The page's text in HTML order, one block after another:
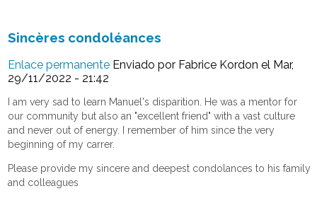
Sincères condoléances
Enlace permanente Enviado por Fabrice Kordon el Mar,
29/11/2022 - 21:42
I am very sad to learn Manuel's disparition. He was a mentor for
our community but also an "excellent friend" with a vast culture
and never out of energy. I remember of him since the very
beginning of my carrer.
Please provide my sincere and deepest condolances to his family
and colleagues